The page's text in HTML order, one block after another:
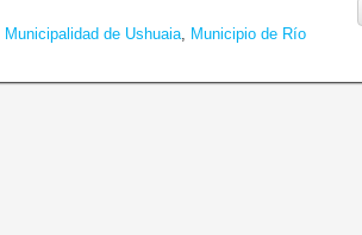
Municipalidad de Ushuaia, Municipio de Río